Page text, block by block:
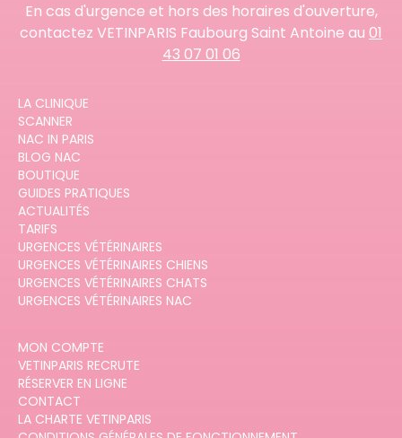
En cas d'urgence et hors des horaires d'ouverture,
contactez VETINPARIS Faubourg Saint Antoine au 01
43 07 01 06
LA CLINIQUE
SCANNER
NAC IN PARIS
BLOG NAC
BOUTIQUE
GUIDES PRATIQUES
ACTUALITÉS
TARIFS
URGENCES VÉTÉRINAIRES
URGENCES VÉTÉRINAIRES CHIENS
URGENCES VÉTÉRINAIRES CHATS
URGENCES VÉTÉRINAIRES NAC
MON COMPTE
VETINPARIS RECRUTE
RÉSERVER EN LIGNE
CONTACT
LA CHARTE VETINPARIS